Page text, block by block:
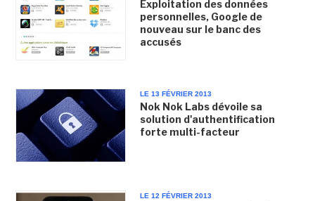
Exploitation des données
personnelles, Google de
nouveau sur le banc des
accusés
LE 13 FÉVRIER 2013
Nok Nok Labs dévoile sa
solution d'authentification
forte multi-facteur
LE 12 FÉVRIER 2013